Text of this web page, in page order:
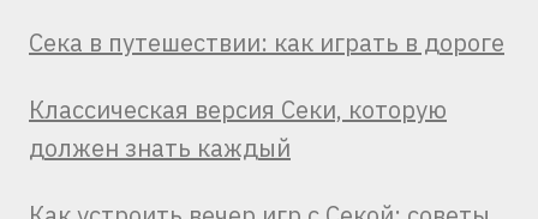
Сека в путешествии: как играть в дороге
Классическая версия Секи, которую
должен знать каждый